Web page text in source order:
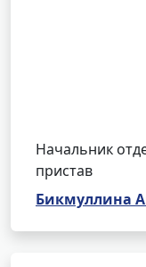
Начальник
пристав
Бикмуллина